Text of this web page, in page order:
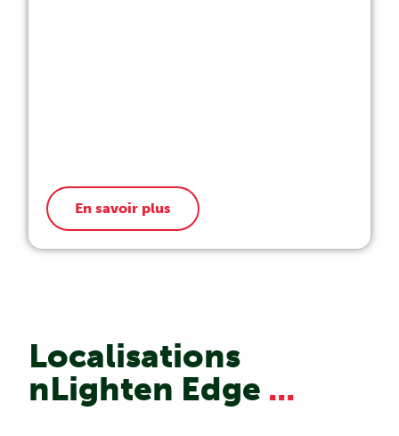
En savoir plus
Localisations
nLighten Edge ...